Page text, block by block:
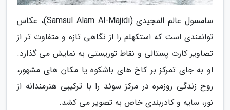
سامسول عالم المجیدی (Samsul Alam Al-Majidi)، عکاس
توانمندی است که استکهلم را از نگاهی تازه و متفاوت تر از
تصاویر کارت پستالی و نقاط توریستی به نمایش می گذارد.
او به جای تمرکز بر کاخ های باشکوه یا مکان های مشهور،
روح زندگی روزمره در مرکز سوئد را با ترکیبی هنرمندانه از
نور، سایه و کادربندی خاص به تصویر می کشد.